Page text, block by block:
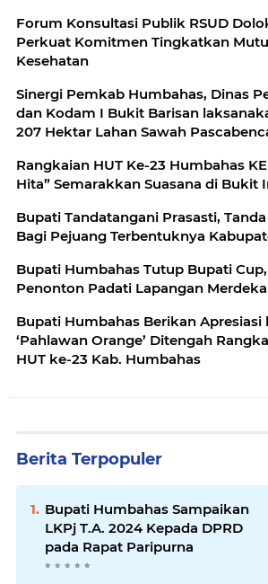
Forum Konsultasi Publik RSUD
Perkuat Komitmen Tingkatkan
Kesehatan
Sinergi Pemkab Humbahas, Dinas
dan Kodam I Bukit Barisan
207 Hektar Lahan Sawah
Rangkaian HUT Ke-23 Humbahas
Hita” Semarakkan Suasana di Bukit
Bupati Tandatangani Prasasti,
Bagi Pejuang Terbentuknya
Bupati Humbahas Tutup Bupati
Penonton Padati Lapangan
Bupati Humbahas Berikan Apresiasi
‘Pahlawan Orange’ Ditengah
HUT ke-23 Kab. Humbahas
Berita Terpopuler
Bupati Humbahas Sampaikan
LKPj T.A. 2024 Kepada DPRD
pada Rapat Paripurna